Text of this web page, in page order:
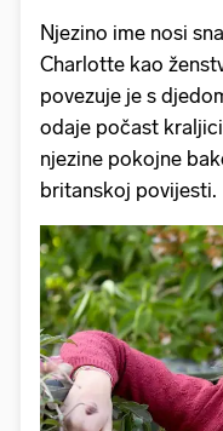
Njezino ime nosi
Charlotte kao
povezuje je s
odaje počast
njezine pokojne
britanskoj povijesti.